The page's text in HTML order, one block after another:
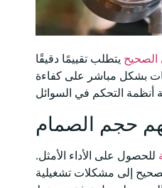
الصحيح يتطلب تقييمًا دقيقًا
بشكل مباشر على كفاءة
حجم الصمام
للحصول على الأداء الأمثل.
إلى مشكلات تشغيلية